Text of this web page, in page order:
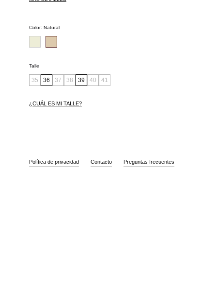
Color: Natural
Talle
35 36 37 38 39 40 41
¿CUÁL ES MI TALLE?
Política de privacidad Contacto Preguntas frecuentes